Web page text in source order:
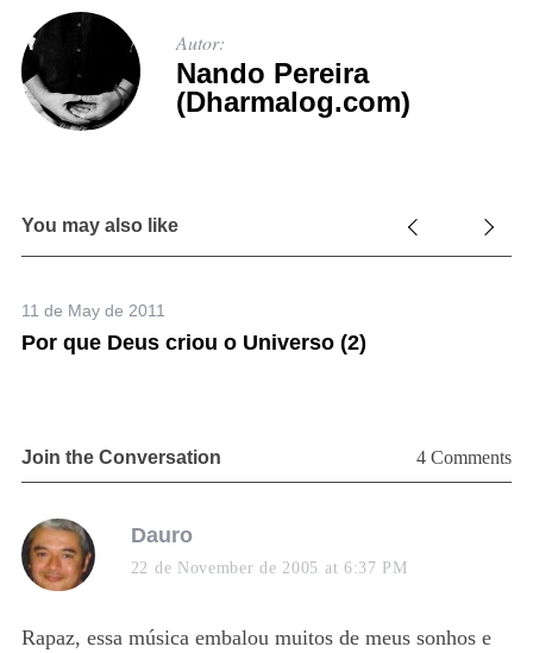
Autor:
Nando Pereira
(Dharmalog.com)
You may also like
11 de May de 2011
Por que Deus criou o Universo (2)
Join the Conversation 4 Comments
s
a
s
Dauro
22 de November de 2005 at 6:37 PM
Rapaz, essa música embalou muitos de meus sonhos e